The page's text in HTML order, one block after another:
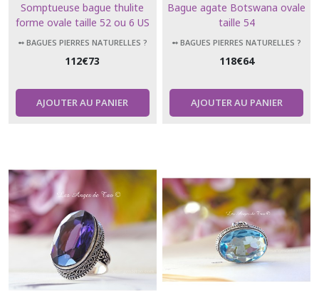
Somptueuse bague thulite
forme ovale taille 52 ou 6 US
➻ BAGUES PIERRES NATURELLES ?
112€73
AJOUTER AU PANIER
Bague agate Botswana ovale
taille 54
➻ BAGUES PIERRES NATURELLES ?
118€64
AJOUTER AU PANIER